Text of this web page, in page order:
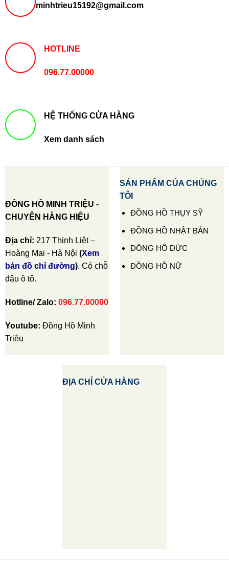
minhtrieu15192@gmail.com
HOTLINE
096.77.00000
HỆ THỐNG CỬA HÀNG
Xem danh sách
ĐỒNG HỒ MINH TRIỆU -
CHUYÊN HÀNG HIỆU
Địa chỉ: 217 Thịnh Liệt –
Hoàng Mai - Hà Nội (Xem
bản đồ chỉ đường). Có chỗ
đậu ô tô.
Hotline/ Zalo: 096.77.00000
Youtube: Đồng Hồ Minh
Triệu
SẢN PHẨM CỦA CHÚNG
TÔI
ĐỒNG HỒ THỤY SỸ
ĐỒNG HỒ NHẬT BẢN
ĐỒNG HỒ ĐỨC
ĐỒNG HỒ NỮ
ĐỊA CHỈ CỬA HÀNG